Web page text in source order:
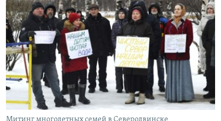
Митинг многодетных семей в Северодвинске